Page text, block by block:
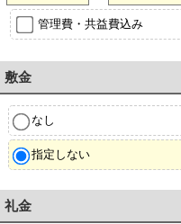
管理費・共益費込み
敷金
なし
指定しない
礼金